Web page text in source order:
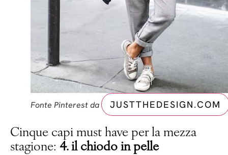
Fonte Pinterest da JUSTTHEDESIGN.COM
Cinque capi must have per la mezza
stagione: 4. il chiodo in pelle